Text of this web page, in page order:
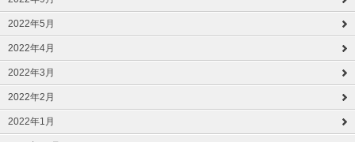
2022年5月
2022年4月
2022年3月
2022年2月
2022年1月